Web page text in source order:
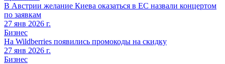
В Австрии желание Киева оказаться в ЕС назвали концертом
по заявкам
27 янв 2026 г.
Бизнес
На Wildberries появились промокоды на скидку
27 янв 2026 г.
Бизнес